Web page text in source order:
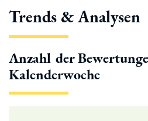
Trends & Analysen
Anzahl der
Kalenderwoche